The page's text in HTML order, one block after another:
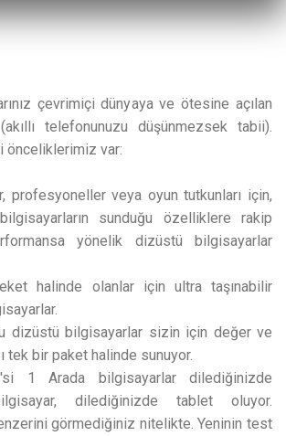
çevrimiçi dünyaya ve ötesine açılan
telefonunuzu düşünmezsek tabii).
önceliklerimiz var:
profesyoneller veya oyun tutkunları için,
sunduğu özelliklere rakip
yönelik dizüstü bilgisayarlar
halinde olanlar için ultra taşınabilir
dizüstü bilgisayarlar sizin için değer ve
tek bir paket halinde sunuyor.
1 Arada bilgisayarlar dilediğinizde
dilediğinizde tablet oluyor.
görmediğiniz nitelikte. Yeninin test